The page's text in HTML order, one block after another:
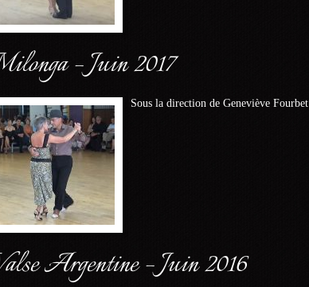
– Juin 2017
Sous la direction de Geneviève Fourbet
Argentine – Juin 2016